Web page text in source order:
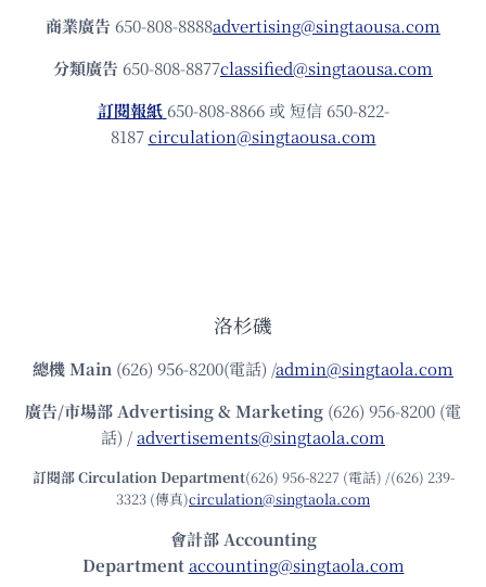
商業廣告 650-808-8888advertising@singtaousa.com
分類廣告 650-808-8877classified@singtaousa.com
訂閱報紙 650-808-8866 或 短信 650-822-
8187circulation@singtaousa.com
洛杉磯
總機Main (626) 956-8200(電話) /admin@singtaola.com
廣告/市場部Advertising & Marketing (626) 956-8200 (電
話) /advertisements@singtaola.com
訂閱部 Circulation Department(626) 956-8227 (電話) /(626) 239-
3323 (傳真)circulation@singtaola.com
會計部 Accounting
Department accounting@singtaola.com